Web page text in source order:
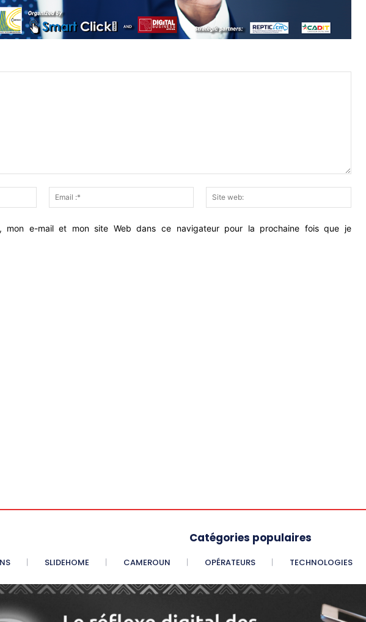
Nom:*
Email
:*
web:
mon e-mail et mon site Web dans ce navigateur pour la prochaine fois que je
Catégories populaires
SLIDEHOME CAMEROUN OPÉRATEURS TECHNOLOGIES